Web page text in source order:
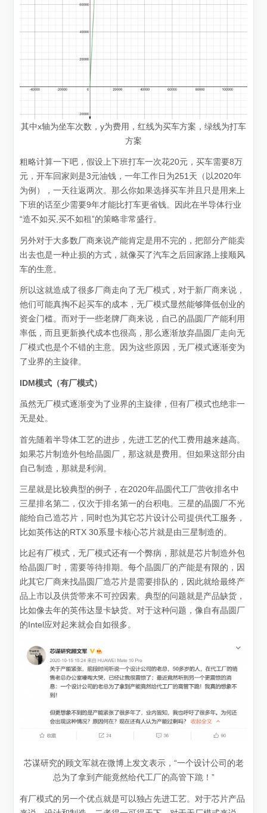
其中x轴为坐车次数，y为费用，红线为买车方案，绿线为打车
方案
粗略计算一下吧，假设上下班打车一次花20元，买车需要8万
元，开车回家则是3元油钱，一年工作日为251天（以2020年
为例），一天往返两次。那么你如果选择买车并且只是用来上
下班的话至少需要9年才能比打车更省钱。因此在半导体行业
“造不如买,买不如租”的策略非常盛行。
另外对于大多数厂商来说产能肯定是用不完的，把部分产能卖
出去也是一种止损的方式，就像买了汽车之后回家路上接顺风
车的生意。
所以这就造成了很多厂商走向了无厂模式，对于新厂商来说，
他们可能真掏不起买车的成本，无厂模式显然能够降低创业的
资金门槛。而对于一些老牌厂商来说，自己的晶圆厂产能利用
率低，而且更新换代成本也很高，那么逐渐放弃晶圆厂走向无
厂模式也是个不错的主意。因为这些原因，无厂模式逐渐变为
了业界的主旋律。
IDM模式（有厂模式）
虽然无厂模式逐渐变为了业界的主旋律，但有厂模式也绝非一
无是处。
首先随着半导体工艺的进步，先进工艺的代工费用越来越高。
如果芯片制造外包给晶圆厂，那这就是费用。但如果这部分由
自己制造，那就是利润。
三星就是比较典型的例子，在2020年晶圆代工厂营收排名中
三星排名第二，仅次于排名第一的台积电。三星的晶圆厂不光
能给自己造芯片，同时也为其它芯片设计公司提供代工服务，
比如英伟达的RTX 30系显卡核心芯片就是由三星制造的。
比起有厂模式，无厂模式还有一个弊病，那就是芯片制造外包
给晶圆厂时，需要等待排期。每个晶圆厂的产能是有限的，因
此其它厂商来找晶圆厂造芯片是需要排队的，因此就给最终产
品上市以及供货带来不可控因素。典型的问题就是产品缺货，
比如像去年的英伟达显卡缺货。对于这种问题，像自有晶圆厂
的Intel应对起来就会自如很多。
芯谋研究的顾文军就在微博上发文表示，“一个设计公司的老
总为了拿到产能竟然给代工厂的高管下跪！”
有厂模式的另一个优点就是可以独占先进工艺。对于芯片产品